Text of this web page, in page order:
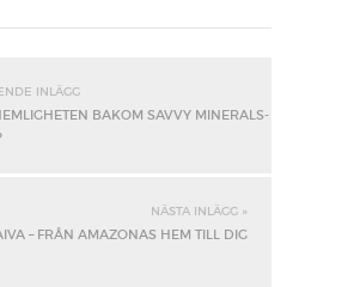
INLÄGG
BAKOM SAVVY MINERALS-
NÄSTA INLÄGG »
– FRÅN AMAZONAS HEM TILL DIG